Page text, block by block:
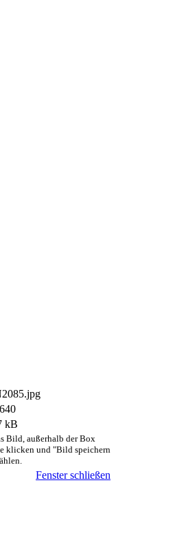
kB
Bild, außerhalb der Box
klicken und "Bild speichern
Fenster schließen